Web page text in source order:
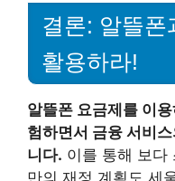
결론: 알뜰폰
활용하라!
알뜰폰 요금제를 이
험하면서 금융 서비
니다. 이를 통해 보다
만의 재정 계획도 세